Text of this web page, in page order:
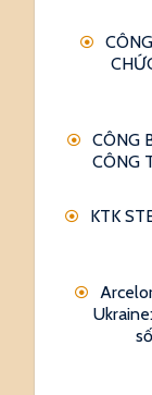
CÔNG
CÔNG
KTK